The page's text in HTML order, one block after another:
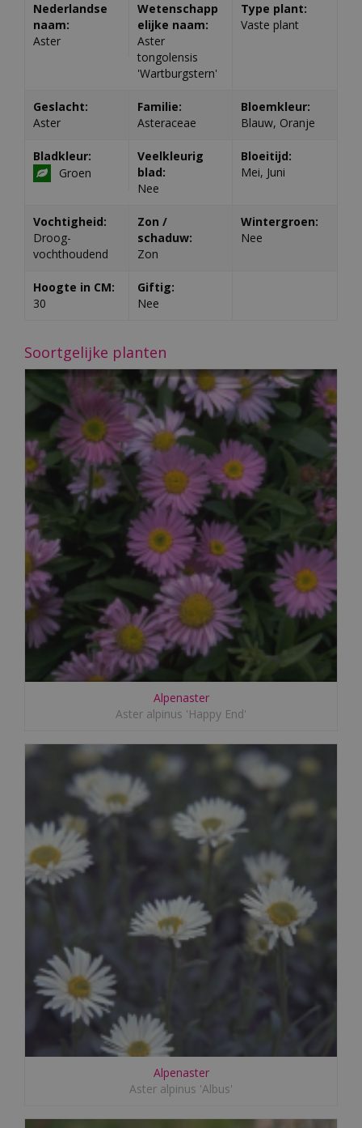
Nederlandse
naam:
Aster
Wetenschapp
elijke naam:
Aster
tongolensis
'Wartburgstern'
Type plant:
Vaste plant
Geslacht:
Aster
Familie:
Asteraceae
Bloemkleur:
Blauw, Oranje
Bladkleur:
Groen
Veelkleurig
blad:
Nee
Bloeitijd:
Mei, Juni
Vochtigheid:
Droog-
vochthoudend
Zon /
schaduw:
Zon
Wintergroen:
Nee
Hoogte in CM:
30
Giftig:
Nee
Soortgelijke planten
Alpenaster
Aster alpinus 'Happy End'
Alpenaster
Aster alpinus 'Albus'